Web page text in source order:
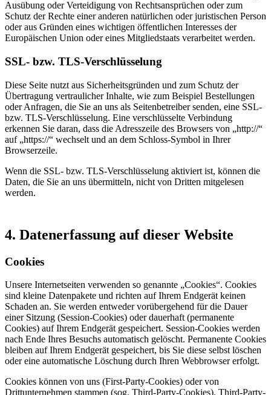
Ausübung oder Verteidigung von Rechtsansprüchen oder zum
Schutz der Rechte einer anderen natürlichen oder juristischen Person
oder aus Gründen eines wichtigen öffentlichen Interesses der
Europäischen Union oder eines Mitgliedstaats verarbeitet werden.
SSL- bzw. TLS-Verschlüsselung
Diese Seite nutzt aus Sicherheitsgründen und zum Schutz der
Übertragung vertraulicher Inhalte, wie zum Beispiel Bestellungen
oder Anfragen, die Sie an uns als Seitenbetreiber senden, eine SSL-
bzw. TLS-Verschlüsselung. Eine verschlüsselte Verbindung
erkennen Sie daran, dass die Adresszeile des Browsers von „http://“
auf „https://“ wechselt und an dem Schloss-Symbol in Ihrer
Browserzeile.
Wenn die SSL- bzw. TLS-Verschlüsselung aktiviert ist, können die
Daten, die Sie an uns übermitteln, nicht von Dritten mitgelesen
werden.
4. Datenerfassung auf dieser Website
Cookies
Unsere Internetseiten verwenden so genannte „Cookies“. Cookies
sind kleine Datenpakete und richten auf Ihrem Endgerät keinen
Schaden an. Sie werden entweder vorübergehend für die Dauer
einer Sitzung (Session-Cookies) oder dauerhaft (permanente
Cookies) auf Ihrem Endgerät gespeichert. Session-Cookies werden
nach Ende Ihres Besuchs automatisch gelöscht. Permanente Cookies
bleiben auf Ihrem Endgerät gespeichert, bis Sie diese selbst löschen
oder eine automatische Löschung durch Ihren Webbrowser erfolgt.
Cookies können von uns (First-Party-Cookies) oder von
Drittunternehmen stammen (sog. Third-Party-Cookies). Third-Party-